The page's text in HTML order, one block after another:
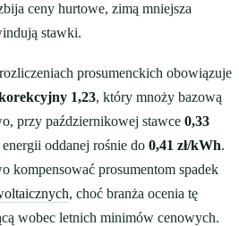
ceny hurtowe, zimą mniejsza
stawki.
prosumenckich obowiązuje
1,23, który mnoży bazową
przy październikowej stawce 0,33
oddanej rośnie do 0,41 zł/kWh.
kompensować prosumentom spadek
, choć branża ocenia tę
wobec letnich minimów cenowych.